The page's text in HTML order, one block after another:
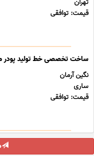
قیمت: توافقی
ساخت تخصصی خط تولید پودر
نگین آرمان
ساری
قیمت: توافقی